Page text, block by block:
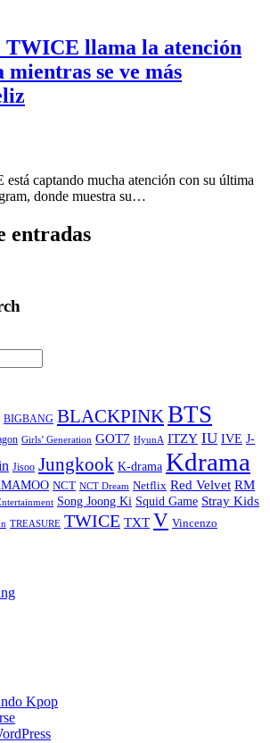
TWICE llama la atención
mientras se ve más
captando mucha atención con su última
donde muestra su…
entradas
BIGBANG BLACKPINKBTS
Girls’ Generation GOT7 HyunA ITZY IU IVE J-
Jisoo Jungkook K-drama Kdrama
NCT NCT Dream Netflix Red Velvet RM
Song Joong Ki Squid Game Stray Kids
TREASURE TWICE TXT V Vincenzo
Kpop